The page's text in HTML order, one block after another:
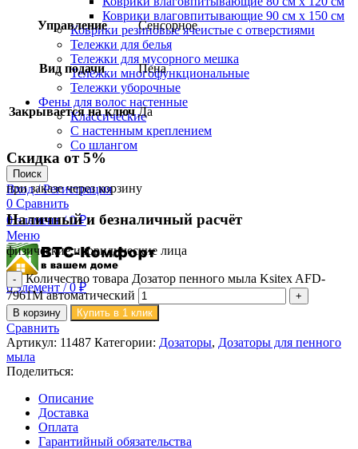
Коврики влаговпитывающие 90 см х 150 см
Коврики резиновые ячеистые с отверстиями
Тележки для белья
Тележки для мусорного мешка
Тележки многофункциональные
Тележки уборочные
Фены для волос настенные
Классические
С настенным креплением
Со шлангом
Поиск
Вход / Регистрация
0 Сравнить
0элемент / 0₽
Меню
0элемент / 0₽
Управление Сенсорное
Вид подачи Пена
Закрывается на ключ Да
Скидка от 5%
при заказе через корзину
Наличный и безналичный расчёт
физические и юридические лица
Количество товара Дозатор пенного мыла Ksitex AFD-
7961M автоматический
В корзину Купить в 1 клик
Сравнить
Артикул: 11487 Категории: Дозаторы, Дозаторы для пенного
мыла
Поделиться:
Описание
Доставка
Оплата
Гарантийный обязательства